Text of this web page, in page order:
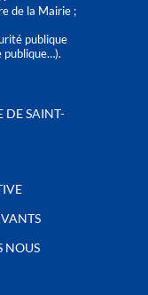
de la Mairie ;
publique
publique…).
DE SAINT-
NOUS